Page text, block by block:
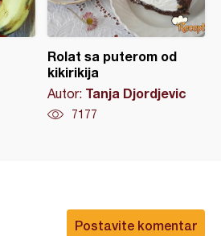
Rolat sa puterom od
kikirikija
Autor: Tanja Djordjevic
7177
Postavite komentar